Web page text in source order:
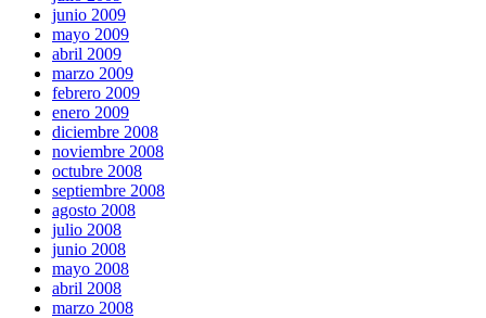
junio 2009
mayo 2009
abril 2009
marzo 2009
febrero 2009
enero 2009
diciembre 2008
noviembre 2008
octubre 2008
septiembre 2008
agosto 2008
julio 2008
junio 2008
mayo 2008
abril 2008
marzo 2008